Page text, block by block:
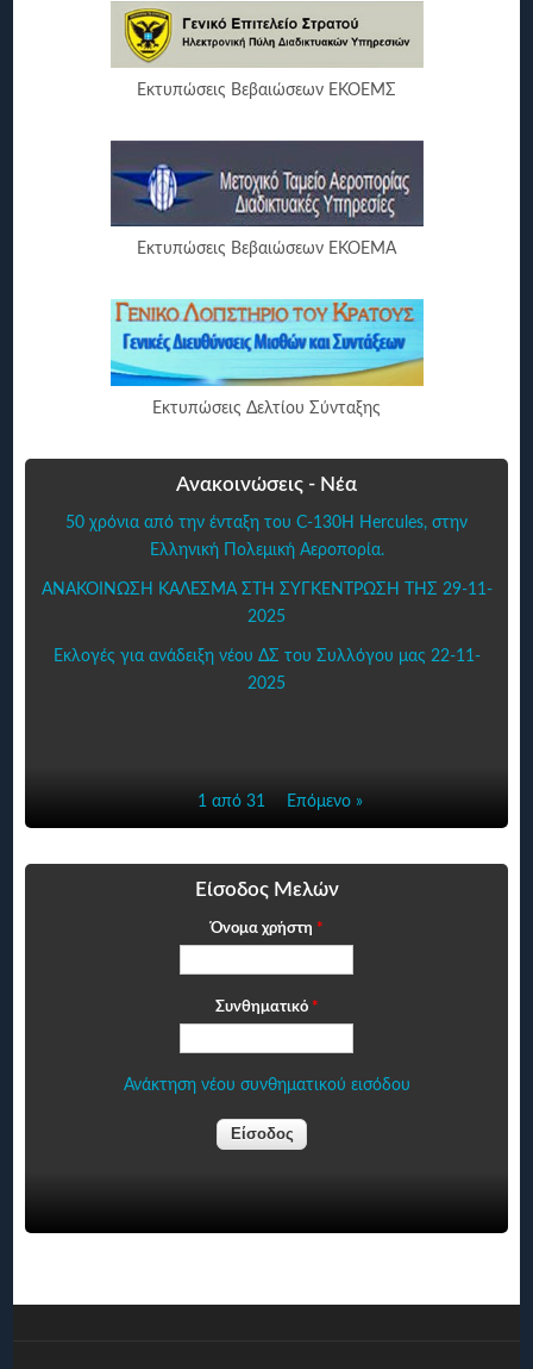
Εκτυπώσεις Βεβαιώσεων ΕΚΟΕΜΣ
Εκτυπώσεις Βεβαιώσεων ΕΚΟΕΜΑ
Εκτυπώσεις Δελτίου Σύνταξης
Ανακοινώσεις - Νέα
50 χρόνια από την ένταξη του C-130H Hercules, στην
Ελληνική Πολεμική Αεροπορία.
ΑΝΑΚΟΙΝΩΣΗ ΚΑΛΕΣΜΑ ΣΤΗ ΣΥΓΚΕΝΤΡΩΣΗ ΤΗΣ 29-11-
2025
Εκλογές για ανάδειξη νέου ΔΣ του Συλλόγου μας 22-11-
2025
1 από 31 Επόμενο »
Είσοδος Μελών
Όνομα χρήστη *
Συνθηματικό *
Ανάκτηση νέου συνθηματικού εισόδου